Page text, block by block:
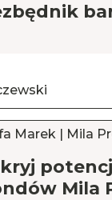
Marek | Mila
Mila